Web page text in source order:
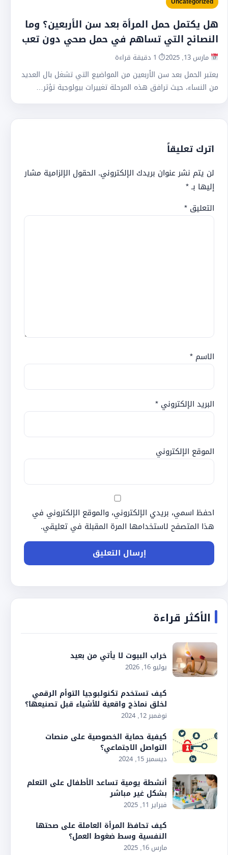
هل يكتمل حمل المرأة بعد سن الأربعين؟ وما
النصائح التي تساهم في حمل صحي دون تعب
مارس 13, 2025 ⏱ 1 دقيقة قراءة
يعتبر الحمل بعد سن الأربعين من المواضيع التي تشغل بال العديد
من النساء، حيث ترافق هذه المرحلة تغييرات بيولوجية تؤثر…
اترك تعليقاً
لن يتم نشر عنوان بريدك الإلكتروني. الحقول الإلزامية مشار
إليها بـ*
التعليق *
الاسم *
البريد الإلكتروني *
الموقع الإلكتروني
احفظ اسمي، بريدي الإلكتروني، والموقع الإلكتروني في
هذا المتصفح لاستخدامها المرة المقبلة في تعليقي.
الأكثر قراءة
خراب البيوت لا يأتي من بعيد
يوليو 16, 2026
كيف تستخدم تكنولبوجيا التوأم الرقمي
لخلق نماذج واقعية للأشياء قبل تصنيعها؟
نوفمبر 12, 2024
كيفية حماية الخصوصية على منصات
التواصل الاجتماعي؟
ديسمبر 15, 2024
أنشطة يومية تساعد الأطفال على التعلم
بشكل غير مباشر
فبراير 11, 2025
كيف تحافظ المرأة العاملة على صحتها
النفسية وسط ضغوط العمل؟
مارس 16, 2025